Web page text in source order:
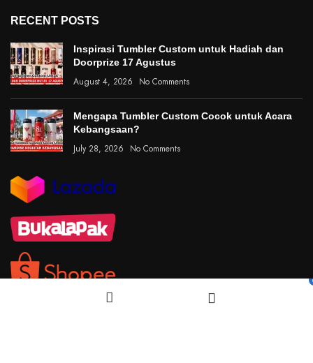
RECENT POSTS
Inspirasi Tumbler Custom untuk Hadiah dan
Doorprize 17 Agustus
August 4, 2026 No Comments
Mengapa Tumbler Custom Cocok untuk Acara
Kebangsaan?
July 28, 2026 No Comments